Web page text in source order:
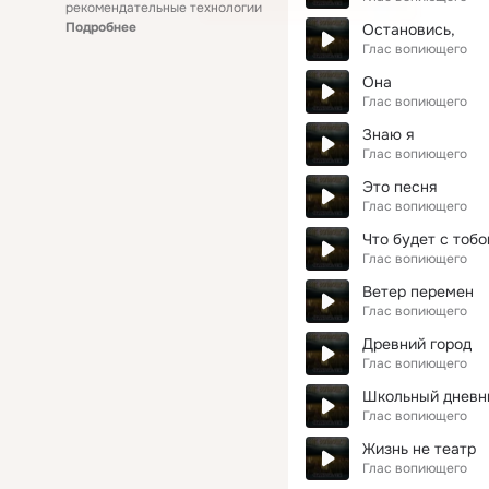
рекомендательные технологии
Подробнее
Остановись,
Глас вопиющего
Она
Глас вопиющего
Знаю я
Глас вопиющего
Это песня
Глас вопиющего
Что будет с
Глас вопиющего
Ветер перемен
Глас вопиющего
Древний город
Глас вопиющего
Школьный
Глас вопиющего
Жизнь не театр
Глас вопиющего